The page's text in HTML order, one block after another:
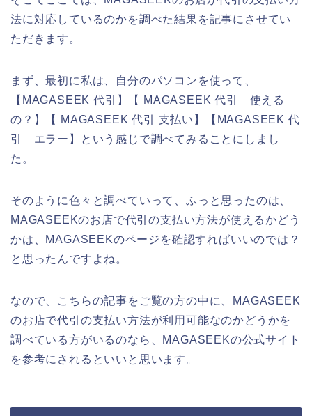
法に対応しているのかを調べた結果を記事にさせてい
ただきます。
まず、最初に私は、自分のパソコンを使って、
【MAGASEEK 代引】【 MAGASEEK 代引 使える
の？】【 MAGASEEK 代引 支払い】【MAGASEEK 代
引 エラー】という感じで調べてみることにしまし
た。
そのように色々と調べていって、ふっと思ったのは、
MAGASEEKのお店で代引の支払い方法が使えるかどう
かは、MAGASEEKのページを確認すればいいのでは？
と思ったんですよね。
なので、こちらの記事をご覧の方の中に、MAGASEEK
のお店で代引の支払い方法が利用可能なのかどうかを
調べている方がいるのなら、MAGASEEKの公式サイト
を参考にされるといいと思います。